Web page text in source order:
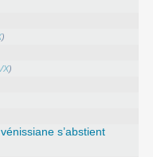
)
)
s’abstient